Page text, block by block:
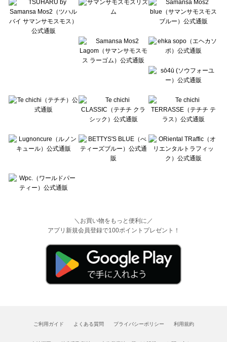
Lugnoncure（ルノンキュール）のニット・セーター一覧
BETTY'S BLUE（べティーズブルー）のニット・セーター一覧
Wpc.（ワールドパーティー）のニット・セーター一覧
＼お買い物をもっと便利に／
アプリ新規会員登録で100ポイントプレゼント！
ご利用ガイド よくある質問 プライバシーポリシー 利用規約